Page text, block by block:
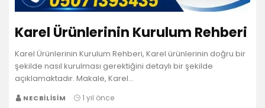
Karel Ürünlerinin Kurulum Rehberi
Karel Ürünlerinin Kurulum Rehberi, Karel ürünlerinin doğru bir
şekilde nasıl kurulması gerektiğini detaylı bir şekilde
açıklamaktadır. Makale, Karel…
NECBILISIM 1 yıl önce